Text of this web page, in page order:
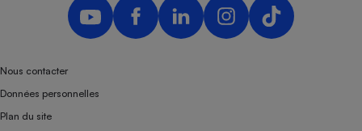
Nous contacter
Données personnelles
Plan du site